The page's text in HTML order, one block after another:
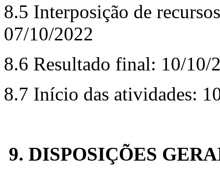
8.5 Interposição de
07/10/2022
8.6 Resultado final: 10/10/
8.7 Início das atividades:
9. DISPOSIÇÕES